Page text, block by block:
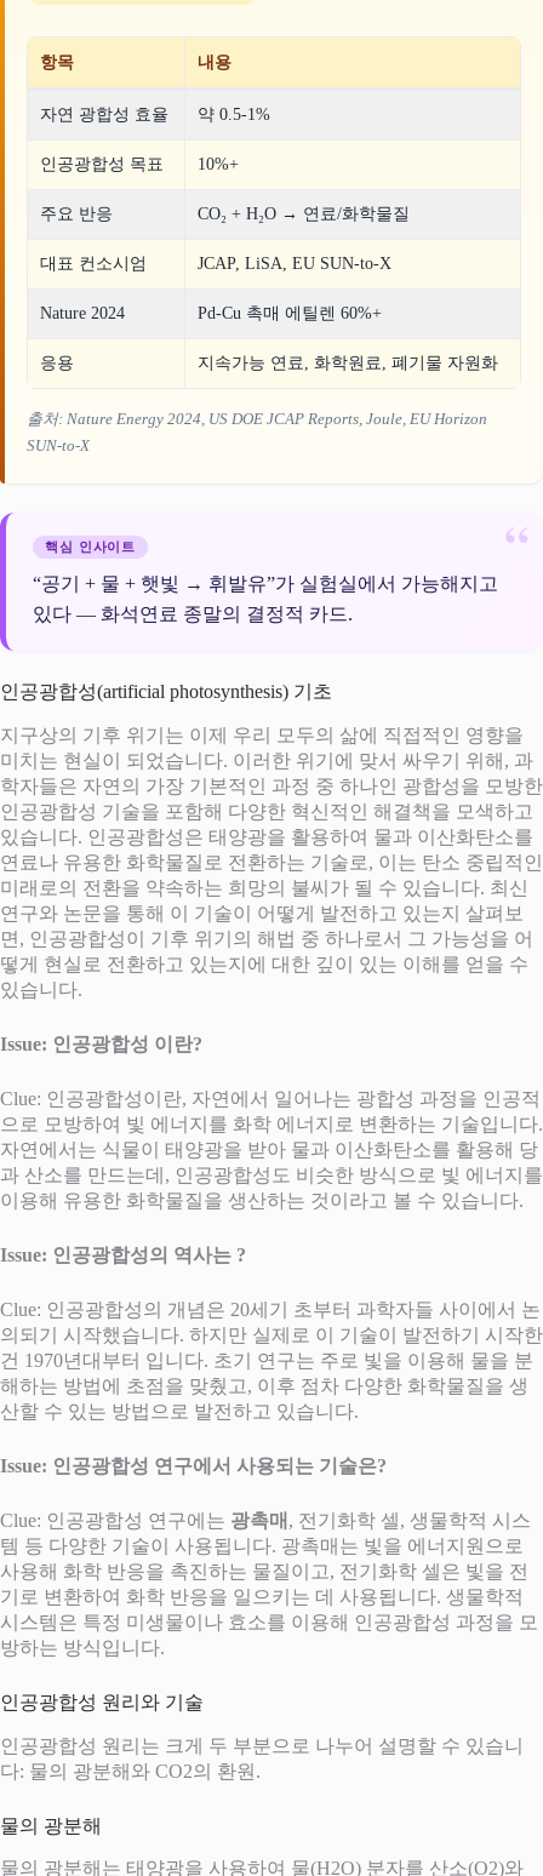
항목 내용
자연 광합성 효율 약 0.5-1%
인공광합성 목표 10%+
주요 반응 CO₂ + H₂O → 연료/화학물질
대표 컨소시엄 JCAP, LiSA, EU SUN-to-X
Nature 2024 Pd-Cu 촉매 에틸렌 60%+
응용 지속가능 연료, 화학원료, 폐기물 자원화
출처: Nature Energy 2024, US DOE JCAP Reports, Joule, EU Horizon
SUN-to-X
핵심 인사이트
“공기 + 물 + 햇빛 → 휘발유”가 실험실에서 가능해지고
있다 — 화석연료 종말의 결정적 카드.
인공광합성(artificial photosynthesis) 기초
지구상의 기후 위기는 이제 우리 모두의 삶에 직접적인 영향을
미치는 현실이 되었습니다. 이러한 위기에 맞서 싸우기 위해, 과
학자들은 자연의 가장 기본적인 과정 중 하나인 광합성을 모방한
인공광합성 기술을 포함해 다양한 혁신적인 해결책을 모색하고
있습니다. 인공광합성은 태양광을 활용하여 물과 이산화탄소를
연료나 유용한 화학물질로 전환하는 기술로, 이는 탄소 중립적인
미래로의 전환을 약속하는 희망의 불씨가 될 수 있습니다. 최신
연구와 논문을 통해 이 기술이 어떻게 발전하고 있는지 살펴보
면, 인공광합성이 기후 위기의 해법 중 하나로서 그 가능성을 어
떻게 현실로 전환하고 있는지에 대한 깊이 있는 이해를 얻을 수
있습니다.
Issue: 인공광합성 이란?
Clue: 인공광합성이란, 자연에서 일어나는 광합성 과정을 인공적
으로 모방하여 빛 에너지를 화학 에너지로 변환하는 기술입니다.
자연에서는 식물이 태양광을 받아 물과 이산화탄소를 활용해 당
과 산소를 만드는데, 인공광합성도 비슷한 방식으로 빛 에너지를
이용해 유용한 화학물질을 생산하는 것이라고 볼 수 있습니다.
Issue: 인공광합성의 역사는 ?
Clue: 인공광합성의 개념은 20세기 초부터 과학자들 사이에서 논
의되기 시작했습니다. 하지만 실제로 이 기술이 발전하기 시작한
건 1970년대부터 입니다. 초기 연구는 주로 빛을 이용해 물을 분
해하는 방법에 초점을 맞췄고, 이후 점차 다양한 화학물질을 생
산할 수 있는 방법으로 발전하고 있습니다.
Issue: 인공광합성 연구에서 사용되는 기술은?
Clue: 인공광합성 연구에는 광촉매 , 전기화학 셀, 생물학적 시스
템 등 다양한 기술이 사용됩니다. 광촉매는 빛을 에너지원으로
사용해 화학 반응을 촉진하는 물질이고, 전기화학 셀은 빛을 전
기로 변환하여 화학 반응을 일으키는 데 사용됩니다. 생물학적
시스템은 특정 미생물이나 효소를 이용해 인공광합성 과정을 모
방하는 방식입니다.
인공광합성 원리와 기술
인공광합성 원리는 크게 두 부분으로 나누어 설명할 수 있습니
다: 물의 광분해와 CO2의 환원.
물의 광분해
물의 광분해는 태양광을 사용하여 물(H2O) 분자를 산소(O2)와